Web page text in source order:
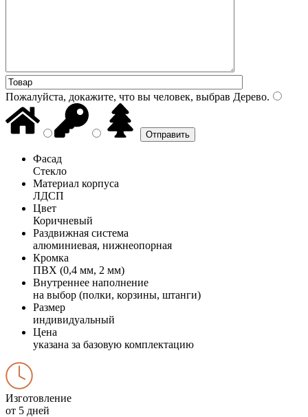
Пожалуйста, докажите, что вы человек, выбрав Дерево.
Фасад
Стекло
Материал корпуса
ЛДСП
Цвет
Коричневый
Раздвижная система
алюминиевая, нижнеопорная
Кромка
ПВХ (0,4 мм, 2 мм)
Внутреннее наполнение
на выбор (полки, корзины, штанги)
Размер
индивидуальный
Цена
указана за базовую комплектацию
Изготовление
от 5 дней